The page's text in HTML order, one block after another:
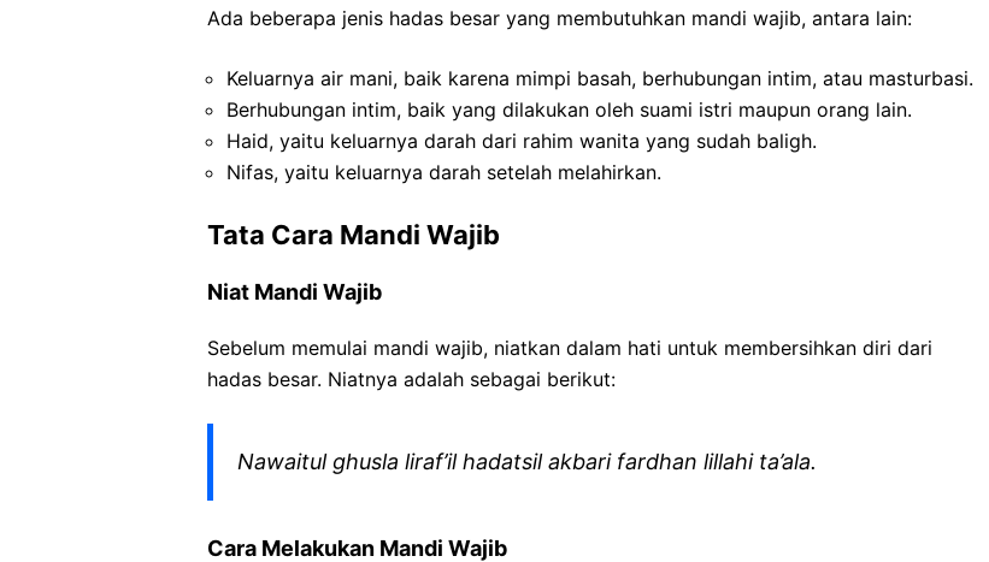
Ada beberapa jenis hadas besar yang membutuhkan mandi wajib, antara lain:
Keluarnya air mani, baik karena mimpi basah, berhubungan intim, atau masturbasi.
Berhubungan intim, baik yang dilakukan oleh suami istri maupun orang lain.
Haid, yaitu keluarnya darah dari rahim wanita yang sudah baligh.
Nifas, yaitu keluarnya darah setelah melahirkan.
Tata Cara Mandi Wajib
Niat Mandi Wajib
Sebelum memulai mandi wajib, niatkan dalam hati untuk membersihkan diri dari
hadas besar. Niatnya adalah sebagai berikut:
Nawaitul ghusla liraf’il hadatsil akbari fardhan lillahi ta’ala.
Cara Melakukan Mandi Wajib